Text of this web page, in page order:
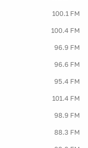
100.1 FM
100.4 FM
96.9 FM
96.6 FM
95.4 FM
101.4 FM
98.9 FM
88.3 FM